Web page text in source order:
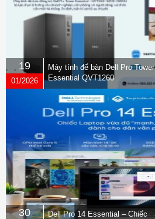
19
01/2026
Máy tính để bàn Dell Pro Tower
Essential QVT1260
30
Dell Pro 14 Essential – Chiếc